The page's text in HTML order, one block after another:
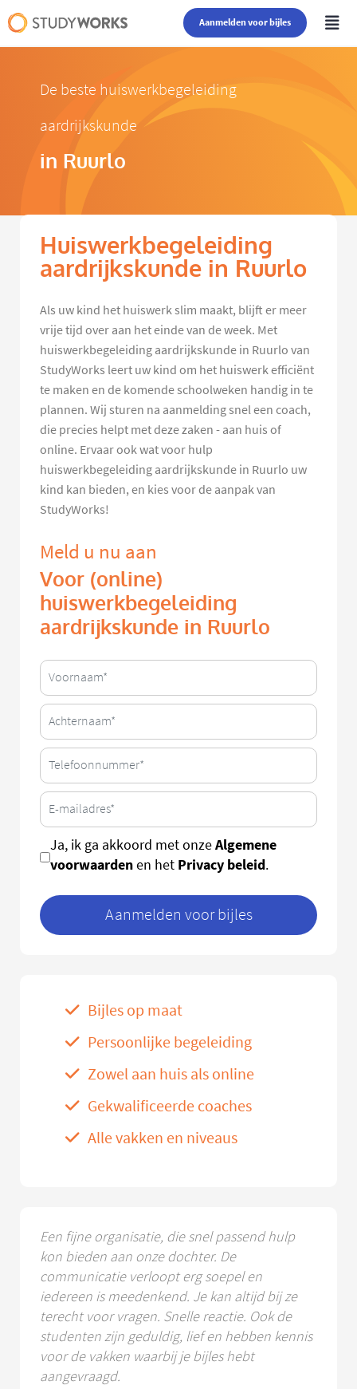
Aanmelden voor bijles
De beste huiswerkbegeleiding
aardrijkskunde
in Ruurlo
Huiswerkbegeleiding
aardrijkskunde in Ruurlo
Als uw kind het huiswerk slim maakt, blijft er meer
vrije tijd over aan het einde van de week. Met
huiswerkbegeleiding aardrijkskunde in Ruurlo van
StudyWorks leert uw kind om het huiswerk efficiënt
te maken en de komende schoolweken handig in te
plannen. Wij sturen na aanmelding snel een coach,
die precies helpt met deze zaken - aan huis of
online. Ervaar ook wat voor hulp
huiswerkbegeleiding aardrijkskunde in Ruurlo uw
kind kan bieden, en kies voor de aanpak van
StudyWorks!
Meld u nu aan
Voor (online)
huiswerkbegeleiding
aardrijkskunde in Ruurlo
Ja, ik ga akkoord met onzeAlgemene
voorwaardenen het Privacy beleid.
Aanmelden voor bijles
Bijles op maat
Persoonlijke begeleiding
Zowel aan huis als online
Gekwalificeerde coaches
Alle vakken en niveaus
Een fijne organisatie, die snel passend hulp
kon bieden aan onze dochter. De
communicatie verloopt erg soepel en
iedereen is meedenkend. Je kan altijd bij ze
terecht voor vragen. Snelle reactie. Ook de
studenten zijn geduldig, lief en hebben kennis
voor de vakken waarbij je bijles hebt
aangevraagd.